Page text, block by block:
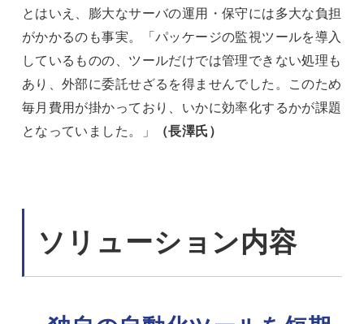
とはいえ、膨大なサーバの運用・保守には多大な負担
がかかるのも事実。「パッケージの監視ツールを導入
しているものの、ツールだけでは管理できない処理も
あり、外部に委託せざるを得ませんでした。このため
毎月費用が掛かっており、いかに効率化するかが課題
となっていました。」
（長澤氏）
ソリューション内容